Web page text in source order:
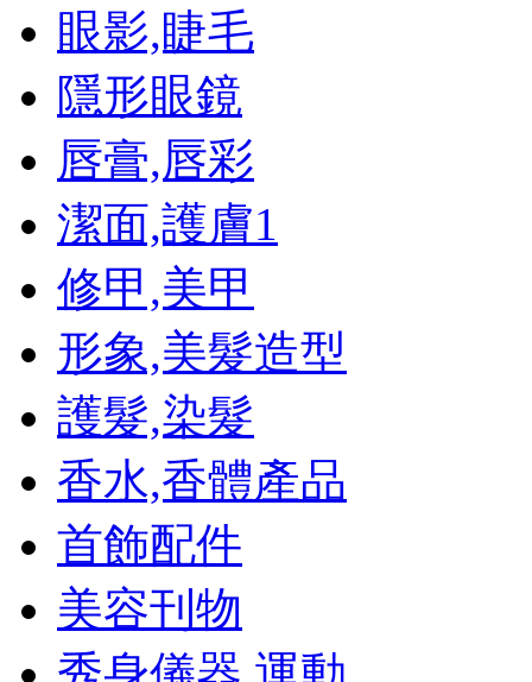
眼影,睫毛
隱形眼鏡
唇膏,唇彩
潔面,護膚1
修甲,美甲
形象,美髮造型
護髮,染髮
香水,香體產品
首飾配件
美容刊物